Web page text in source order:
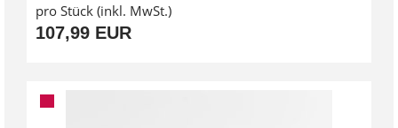
pro Stück (inkl. MwSt.)
107,99 EUR